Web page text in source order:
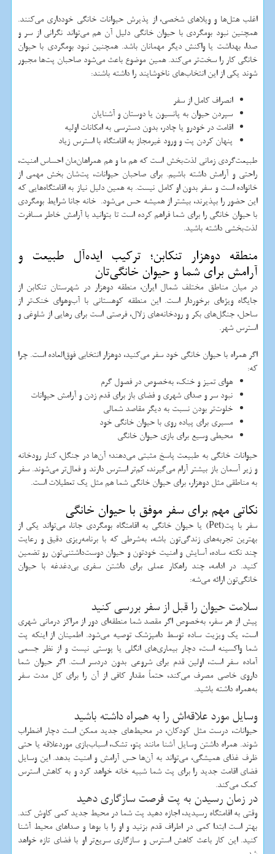
اغلب هتل‌ها و ویلاهای شخصی، از پذیرش حیوانات خانگی خودداری می‌کنند.
همچنین نبود بومگردی با حیوان خانگی دلیل آن هم می‌تواند نگرانی از سر و
صدا، بهداشت یا واکنش دیگر مهمانان باشد. همچنین نبود بومگردی با حیوان
خانگی کار را سخت‌تر می‌کند. همین موضوع باعث می‌شود صاحبان پت‌ها مجبور
شوند یکی از این انتخاب‌های ناخوشایند را داشته باشند:
انصراف کامل از سفر
سپردن حیوان به پانسیون یا دوستان و آشنایان
اقامت در خودرو یا چادر، بدون دسترسی به امکانات اولیه
پنهان کردن پت و ورود غیرمجاز به اقامتگاه با استرس زیاد
طبیعت‌گردی زمانی لذت‌بخش است که هم ما و هم همراهان‌مان احساس امنیت،
راحتی و آرامش داشته باشیم. برای صاحبان حیوانات، پت‌شان بخش مهمی از
خانواده است و سفر بدون او کامل نیست. به همین دلیل نیاز به اقامتگاه‌هایی که
این حضور را بپذیرند، بیشتر از همیشه حس می‌شود. خانه جانا شرایط بومگردی
با حیوان خانگی را برای شما فراهم کرده است تا بتوانید با آرامش خاطر مسافرت
لذت‌بخشی داشته باشید.
منطقه دوهزار تنکابن؛ ترکیب ایده‌آل طبیعت و
آرامش برای شما و حیوان خانگی‌تان
در میان مناطق مختلف شمال ایران، منطقه دوهزار در شهرستان تنکابن از
جایگاه ویژه‌ای برخوردار است. این منطقه کوهستانی با آب‌وهوای خنک‌تر از
ساحل، جنگل‌های بکر و رودخانه‌های زلال، فرصتی است برای رهایی از شلوغی و
استرس شهر.
اگر همراه با حیوان خانگی خود سفر می‌کنید، دوهزار انتخابی فوق‌العاده است. چرا
که:
هوای تمیز و خنک، به‌خصوص در فصول گرم
نبود سر و صدای شهری و فضای باز برای قدم زدن و آرامش حیوانات
خلوت‌تر بودن نسبت به دیگر مقاصد شمالی
مسیری برای پیاده روی با حیوان خانگی خود
محیطی وسیع برای بازی حیوان خانگی
حیوانات خانگی به طبیعت پاسخ مثبتی می‌دهند؛ آن‌ها در جنگل، کنار رودخانه
و زیر آسمان باز بیشتر آرام می‌گیرند، کم‌تر استرس دارند و فعال‌تر می‌شوند. سفر
به مناطقی مثل دوهزار، برای حیوان خانگی شما هم مثل یک تعطیلات است.
نکاتی مهم برای سفر موفق با حیوان خانگی
سفر با پت(Pet) یا حیوان خانگی به اقامتگاه بومگردی جانا، می‌تواند یکی از
بهترین تجربه‌های زندگی‌تون باشه، به‌شرطی که با برنامه‌ریزی دقیق و رعایت
چند نکته ساده، آسایش و امنیت خودتون و حیوان دوست‌داشتنی‌تون رو تضمین
کنید. در ادامه، چند راهکار عملی برای داشتن سفری بی‌دغدغه با حیوان
خانگی‌تون ارائه می‌شه:
سلامت حیوان را قبل از سفر بررسی کنید
پیش از هر سفر، به‌خصوص اگر مقصد شما منطقه‌ای دور از مراکز درمانی شهری
است، یک ویزیت ساده توسط دامپزشک توصیه می‌شود. اطمینان از اینکه پت
شما واکسینه است، دچار بیماری‌های انگلی یا پوستی نیست و از نظر جسمی
آماده سفر است، اولین قدم برای شروعی بدون دردسر است. اگر حیوان شما
داروی خاصی مصرف می‌کند، حتماً مقدار کافی از آن را برای کل مدت سفر
به‌همراه داشته باشید.
وسایل مورد علاقه‌اش را به همراه داشته باشید
حیوانات، درست مثل کودکان، در محیط‌های جدید ممکن است دچار اضطراب
شوند. همراه داشتن وسایل آشنا مانند پتو، تشک، اسباب‌بازی موردعلاقه یا حتی
ظرف غذای همیشگی، می‌تواند به آن‌ها حس آرامش و امنیت بدهد. این وسایل
فضای اقامت جدید را برای پت شما شبیه خانه خواهد کرد و به کاهش استرس
کمک می‌کند.
در زمان رسیدن به پت فرصت سازگاری دهید
وقتی به اقامتگاه رسیدید، اجازه دهید پت شما در محیط جدید کمی کاوش کند.
بهتر است ابتدا کمی در اطراف قدم بزنید و او را با بوها و صداهای محیط آشنا
کنید. این کار باعث کاهش استرس و سازگاری سریع‌تر او با فضای تازه خواهد